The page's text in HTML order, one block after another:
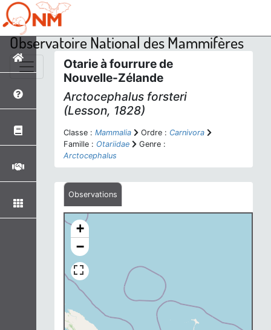
Observatoire National des Mammifères
Otarie à fourrure de
Nouvelle-Zélande
Arctocephalus forsteri
(Lesson, 1828)
Classe : Mammalia Ordre : Carnivora
Famille : Otariidae
Genre :
Arctocephalus
Observations
+
−